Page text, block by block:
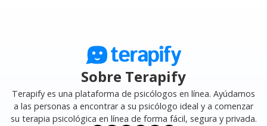
Sobre Terapify
Terapify es una plataforma de psicólogos en línea. Ayúdamos
a las personas a encontrar a su psicólogo ideal y a comenzar
su terapia psicológica en línea de forma fácil, segura y privada.